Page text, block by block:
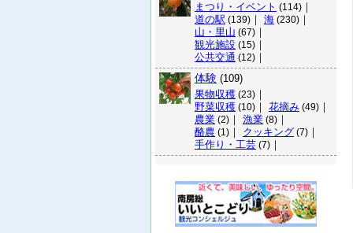
まつり・イベント (114) ｜
道の駅 (139) ｜ 海 (230) ｜
山・里山 (67) ｜
観光施設 (15) ｜
公共交通 (12) ｜
体験 (109)
果物収穫 (23) ｜
野菜収穫 (10) ｜ 花摘み (49) ｜
農業 (2) ｜ 漁業 (8) ｜
酪農 (1) ｜ クッキング (7) ｜
手作り・工芸 (7) ｜